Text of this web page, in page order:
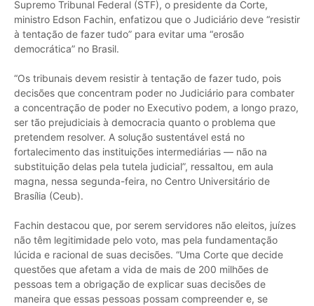
Supremo Tribunal Federal (STF), o presidente da Corte,
ministro Edson Fachin, enfatizou que o Judiciário deve “resistir
à tentação de fazer tudo” para evitar uma “erosão
democrática” no Brasil.
“Os tribunais devem resistir à tentação de fazer tudo, pois
decisões que concentram poder no Judiciário para combater
a concentração de poder no Executivo podem, a longo prazo,
ser tão prejudiciais à democracia quanto o problema que
pretendem resolver. A solução sustentável está no
fortalecimento das instituições intermediárias — não na
substituição delas pela tutela judicial”, ressaltou, em aula
magna, nessa segunda-feira, no Centro Universitário de
Brasília (Ceub).
Fachin destacou que, por serem servidores não eleitos, juízes
não têm legitimidade pelo voto, mas pela fundamentação
lúcida e racional de suas decisões. “Uma Corte que decide
questões que afetam a vida de mais de 200 milhões de
pessoas tem a obrigação de explicar suas decisões de
maneira que essas pessoas possam compreender e, se